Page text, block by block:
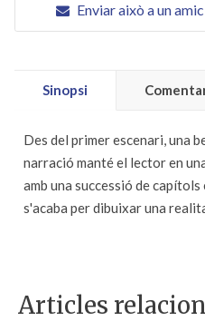
Enviar això a un amic
Sinopsi
Des del primer escenari, una
narració manté el lector en
amb una successió de capítols
s'acaba per dibuixar una
Articles